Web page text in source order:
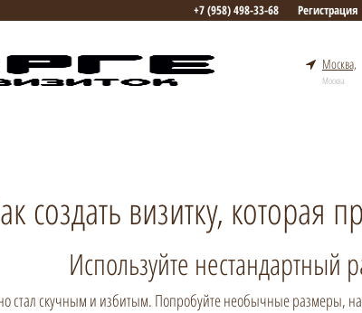
+7 (958) 498-33-68 Регистрация
Москва,
Москва
создать визитку, которая
Используйте нестандартный
стал скучным и избитым. Попробуйте необычные размеры,